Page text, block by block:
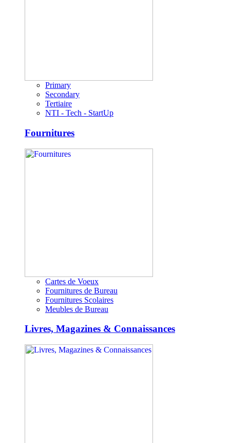
Primary
Secondary
Tertiaire
NTI - Tech - StartUp
Fournitures
Cartes de Voeux
Fournitures de Bureau
Fournitures Scolaires
Meubles de Bureau
Livres, Magazines & Connaissances